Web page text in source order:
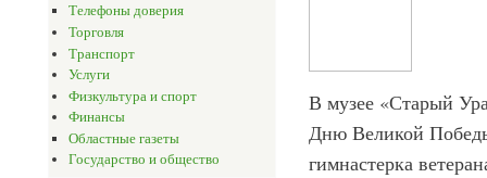
Телефоны доверия
Торговля
Транспорт
Услуги
Физкультура и спорт
Финансы
Областные газеты
Государство и общество
В музее «Старый
Дню Великой
гимнастерка